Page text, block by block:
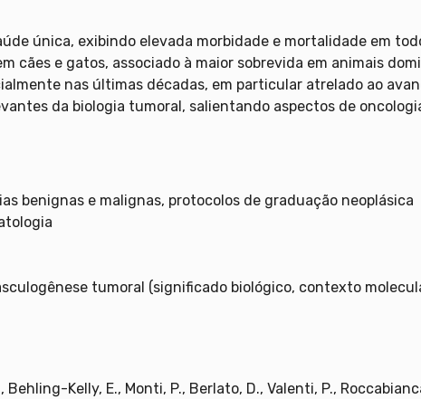
única, exibindo elevada morbidade e mortalidade em
cães e gatos, associado à maior sobrevida em animais
nas últimas décadas, em particular atrelado ao
da biologia tumoral, salientando aspectos de
benignas e malignas, protocolos de graduação neoplásica
tumoral (significado biológico, contexto
Behling-Kelly, E., Monti, P., Berlato, D., Valenti, P.,